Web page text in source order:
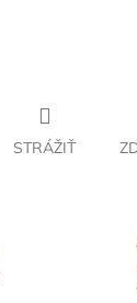
STRÁŽIŤ